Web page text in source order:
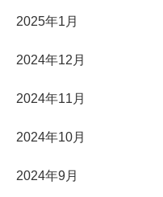
2025年1月
2024年12月
2024年11月
2024年10月
2024年9月